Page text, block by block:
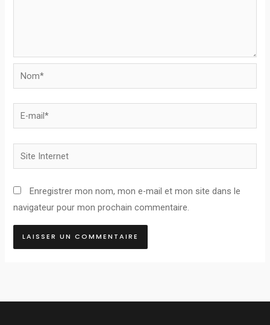
Nom*
E-
mail*
Site
Internet
Enregistrer mon nom, mon e-mail et mon site dans le
navigateur pour mon prochain commentaire.